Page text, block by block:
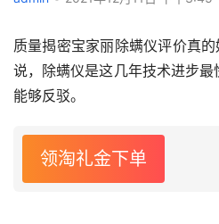
质量揭密宝家丽除螨仪评价真
说，除螨仪是这几年技术进步
能够反驳。
领淘礼金下单